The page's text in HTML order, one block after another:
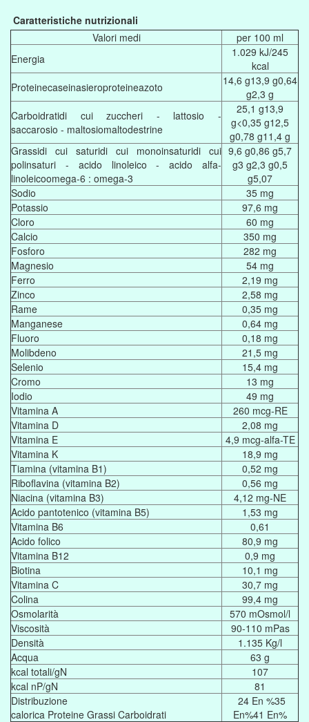
Caratteristiche nutrizionali
Valori medi
per 100 ml
Energia
1.029 kJ/245
kcal
Proteinecaseinasieroproteineazoto
14,6 g13,9 g0,64
g2,3 g
Carboidratidi cui zuccheri - lattosio -
saccarosio - maltosiomaltodestrine
25,1 g13,9
g<0,35 g12,5
g0,78 g11,4 g
Grassidi cui saturidi cui monoinsaturidi cui
polinsaturi - acido linoleico - acido alfa-
linoleicoomega-6 : omega-3
9,6 g0,86 g5,7
g3 g2,3 g0,5
g5,07
Sodio
35 mg
Potassio
97,6 mg
Cloro
60 mg
Calcio
350 mg
Fosforo
282 mg
Magnesio
54 mg
Ferro
2,19 mg
Zinco
2,58 mg
Rame
0,35 mg
Manganese
0,64 mg
Fluoro
0,18 mg
Molibdeno
21,5 mg
Selenio
15,4 mg
Cromo
13 mg
Iodio
49 mg
Vitamina A
260 mcg-RE
Vitamina D
2,08 mg
Vitamina E
4,9 mcg-alfa-TE
Vitamina K
18,9 mg
Tiamina (vitamina B1)
0,52 mg
Riboflavina (vitamina B2)
0,56 mg
Niacina (vitamina B3)
4,12 mg-NE
Acido pantotenico (vitamina B5)
1,53 mg
Vitamina B6
0,61
Acido folico
80,9 mg
Vitamina B12
0,9 mg
Biotina
10,1 mg
Vitamina C
30,7 mg
Colina
99,4 mg
Osmolarità
570 mOsmol/l
Viscosità
90-110 mPas
Densità
1.135 Kg/l
Acqua
63 g
kcal totali/gN
107
kcal nP/gN
81
Distribuzione
calorica Proteine Grassi Carboidrati
24 En %35
En%41 En%